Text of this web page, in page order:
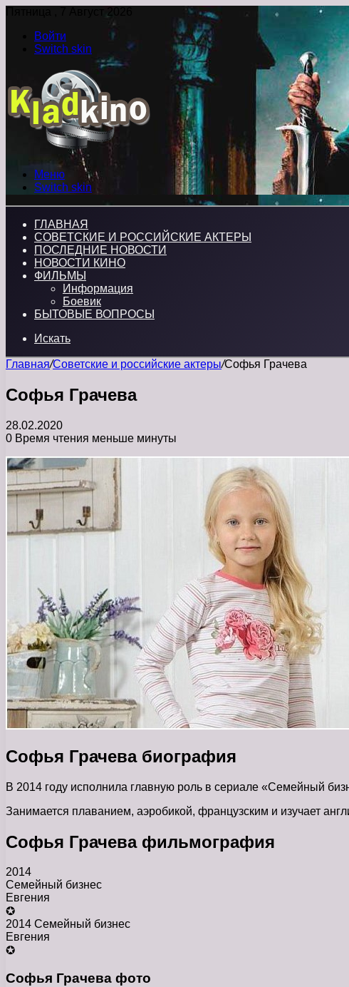
Пятница , 7 Август 2026
Войти
Switch skin
Меню
Switch skin
ГЛАВНАЯ
СОВЕТСКИЕ И РОССИЙСКИЕ АКТЕРЫ
ПОСЛЕДНИЕ НОВОСТИ
НОВОСТИ КИНО
ФИЛЬМЫ
Информация
Боевик
БЫТОВЫЕ ВОПРОСЫ
Искать
Главная/Советские и российские актеры/Софья Грачева
Софья Грачева
28.02.2020
0 Время чтения меньше минуты
Софья Грачева биография
В 2014 году исполнила главную роль в сериале «Семейный
Занимается плаванием, аэробикой, французским и изучает
Софья Грачева фильмография
2014
Семейный бизнес
Евгения
✪
2014 Семейный бизнес
Евгения
✪
Софья Грачева фото